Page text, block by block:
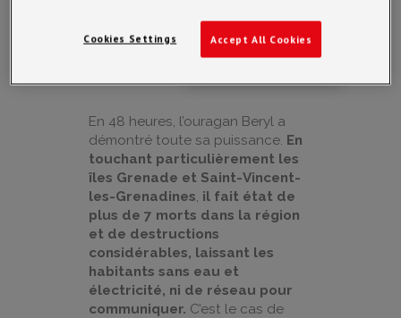
FAIRE UN DON
En 48 heures, l’ouragan Beryl a
démontré toute sa puissance. En
touchant particulièrement les
îles Grenade et Saint-Vincent-
les-Grenadines, il fait état de
plus de 7 morts dans la région
et de destructions
considérables, laissant les
habitants sans eau et
électricité, ni de réseau pour
communiquer. C’est le cas de
Accept All Cookies
Cookies Settings